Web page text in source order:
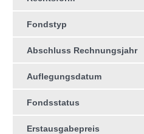
Fondstyp
Abschluss Rechnungsjahr
Auflegungsdatum
Fondsstatus
Erstausgabepreis